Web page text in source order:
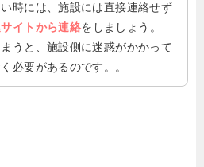
時には、施設には直接連絡せず
イトから連絡をしましょう。
うと、施設側に迷惑がかかって
必要があるのです。。